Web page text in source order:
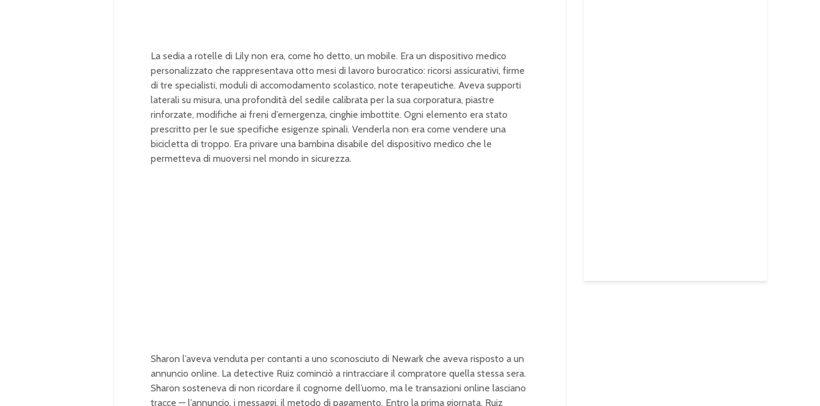
La sedia a rotelle di Lily non era, come ho detto, un mobile. Era un dispositivo medico
personalizzato che rappresentava otto mesi di lavoro burocratico: ricorsi assicurativi, firme
di tre specialisti, moduli di accomodamento scolastico, note terapeutiche. Aveva supporti
laterali su misura, una profondità del sedile calibrata per la sua corporatura, piastre
rinforzate, modifiche ai freni d’emergenza, cinghie imbottite. Ogni elemento era stato
prescritto per le sue specifiche esigenze spinali. Venderla non era come vendere una
bicicletta di troppo. Era privare una bambina disabile del dispositivo medico che le
permetteva di muoversi nel mondo in sicurezza.
Sharon l’aveva venduta per contanti a uno sconosciuto di Newark che aveva risposto a un
annuncio online. La detective Ruiz cominciò a rintracciare il compratore quella stessa sera.
Sharon sosteneva di non ricordare il cognome dell’uomo, ma le transazioni online lasciano
tracce — l’annuncio, i messaggi, il metodo di pagamento. Entro la prima giornata, Ruiz